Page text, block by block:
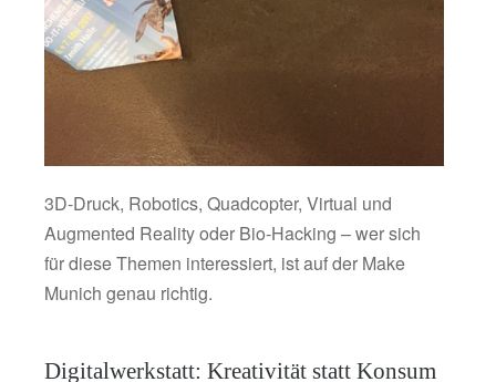
3D-Druck, Robotics, Quadcopter, Virtual und
Augmented Reality oder Bio-Hacking – wer sich
für diese Themen interessiert, ist auf der Make
Munich genau richtig.
Digitalwerkstatt: Kreativität statt Konsum